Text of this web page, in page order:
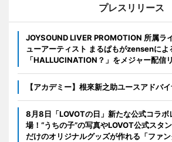
プレスリリース
JOYSOUND LIVER PROMOTION 所属ラ
ューアーティスト まるぱもがzensenによ
「HALLUCINATION？」をメジャー配信
【アカデミー】根來新之助ユースアドバ
8月8日「LOVOTの日」新たな公式コラボ
場！“うちの子”の写真やLOVOT公式スタ
だけのオリジナルグッズが作れる「ファン